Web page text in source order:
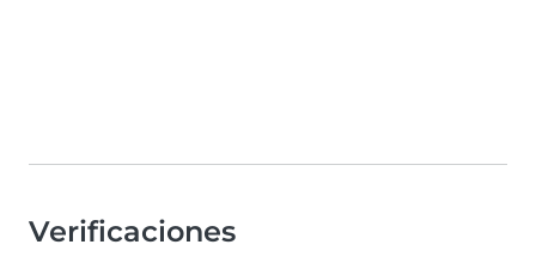
Verificaciones